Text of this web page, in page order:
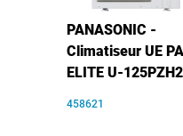
PANASONIC -
Climatiseur UE
ELITE U-
458621